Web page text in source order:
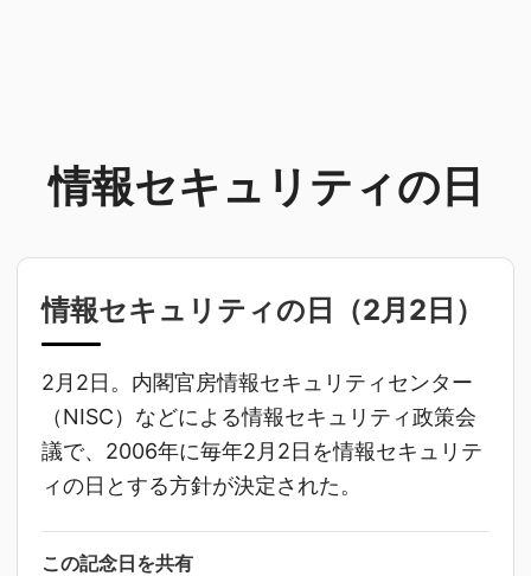
情報セキュリティの日
情報セキュリティの日（2月2日 ）
2月2日。内閣官房情報セキュリティセンター
（NISC）などによる情報セキュリティ政策会
議で、2006年に毎年2月2日を情報セキュリテ
ィの日とする方針が決定された。
この記念日を共有